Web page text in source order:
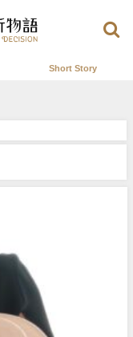
Short Story